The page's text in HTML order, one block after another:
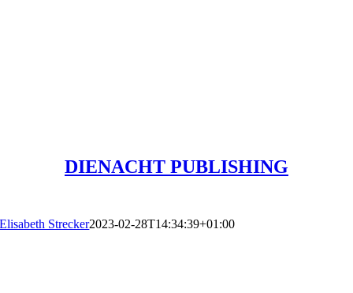
DIENACHT PUBLISHING
Elisabeth Strecker2023-02-28T14:34:39+01:00